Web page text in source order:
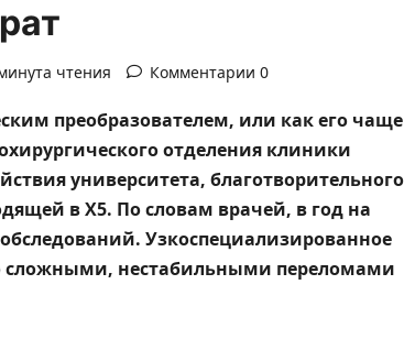
чтения Комментарии 0
преобразователем, или как его чаще
отделения клиники
университета, благотворительного
в X5. По словам врачей, в год на
Узкоспециализированное
сложными, нестабильными переломами